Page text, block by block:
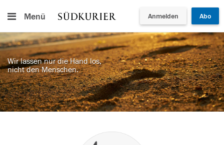
Menü Anmelden Abo
Wir lassen nur die Hand los,
nicht den Menschen.